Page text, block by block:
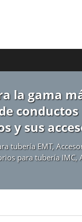
la gama
conductos
y sus
tubería EMT,
para tubería IMC,